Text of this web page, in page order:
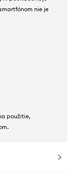
nie je
použitie,